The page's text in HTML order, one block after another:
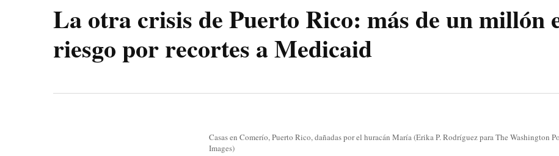
La otra crisis de Puerto Rico: más de un millón
riesgo por recortes a Medicaid
Casas en Comerío, Puerto Rico, dañadas por el huracán María (Erika P. Rodríguez para The Washington
Images)